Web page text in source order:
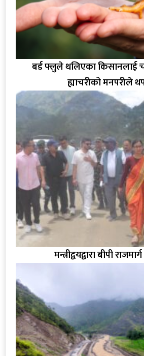
बर्ड फ्लुले थलिएका किसानलाई
ह्याचरीको मनपरीले
मन्त्रीद्वयद्वारा बीपी